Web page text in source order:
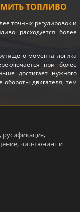
ТОПЛИВО
точных регулировок и
расходуется более
момента логика
при более
достигает нужного
двигателя, тем
русификация,
чип-тюнинг и